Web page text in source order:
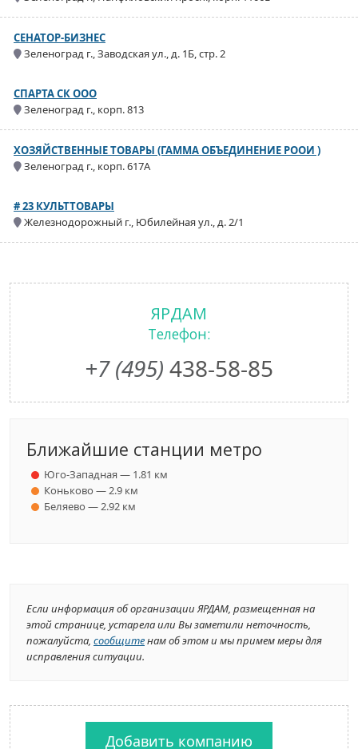
СЕНАТОР-БИЗНЕС
Зеленоград г., Заводская ул., д. 1Б, стр. 2
СПАРТА СК ООО
Зеленоград г., корп. 813
ХОЗЯЙСТВЕННЫЕ ТОВАРЫ (ГАММА ОБЪЕДИНЕНИЕ РООИ )
Зеленоград г., корп. 617А
# 23 КУЛЬТТОВАРЫ
Железнодорожный г., Юбилейная ул., д. 2/1
ЯРДАМ
Телефон:
+7 (495) 438-58-85
Ближайшие станции метро
Юго-Западная — 1.81 км
Коньково — 2.9 км
Беляево — 2.92 км
Если информация об организации ЯРДАМ, размещенная на
этой странице, устарела или Вы заметили неточность,
пожалуйста, сообщитенам об этом и мы примем меры для
исправления ситуации.
Добавить компанию